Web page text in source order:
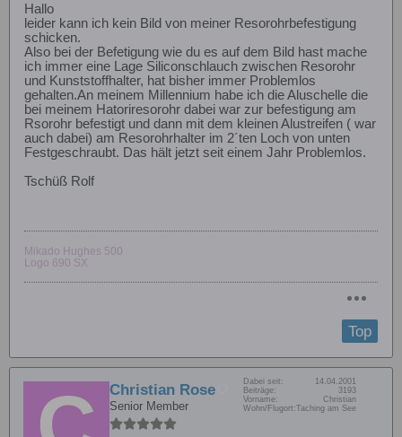
Hallo
leider kann ich kein Bild von meiner Resorohrbefestigung
schicken.
Also bei der Befetigung wie du es auf dem Bild hast mache
ich immer eine Lage Siliconschlauch zwischen Resorohr
und Kunststoffhalter, hat bisher immer Problemlos
gehalten.An meinem Millennium habe ich die Aluschelle die
bei meinem Hatoriresorohr dabei war zur befestigung am
Rsorohr befestigt und dann mit dem kleinen Alustreifen ( war
auch dabei) am Resorohrhalter im 2´ten Loch von unten
Festgeschraubt. Das hält jetzt seit einem Jahr Problemlos.
Tschüß Rolf
Mikado Hughes 500
Logo 690 SX
Top
Christian Rose
Senior Member
Dabei seit:
14.04.2001
Beiträge:
3193
Vorname:
Christian
Wohn/Flugort:Taching am See